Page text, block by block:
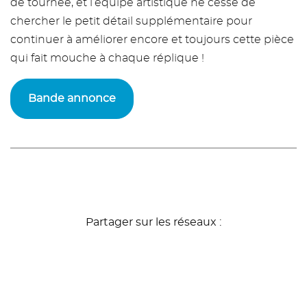
de tournée, et l’équipe artistique ne cesse de
chercher le petit détail supplémentaire pour
continuer à améliorer encore et toujours cette pièce
qui fait mouche à chaque réplique !
Bande annonce
Partager sur les réseaux :